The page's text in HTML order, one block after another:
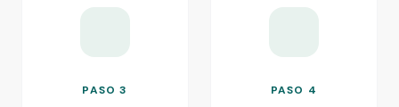
PASO 3 PASO 4